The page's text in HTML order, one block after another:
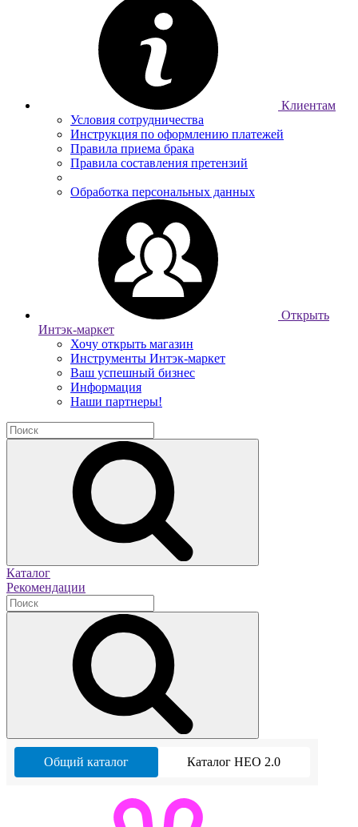
Клиентам
Условия сотрудничества
Инструкция по оформлению платежей
Правила приема брака
Правила составления претензий
Обработка персональных данных
Открыть
Интэк-маркет
Хочу открыть магазин
Инструменты Интэк-маркет
Ваш успешный бизнес
Информация
Наши партнеры!
Каталог
Рекомендации
Общий каталог Каталог НЕО 2.0